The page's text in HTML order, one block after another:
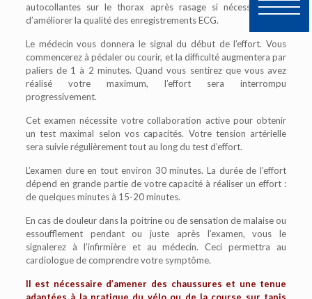
autocollantes sur le thorax après rasage si nécessaire afin
d’améliorer la qualité des enregistrements ECG.
Le médecin vous donnera le signal du début de l’effort. Vous
commencerez à pédaler ou courir, et la difficulté augmentera par
paliers de 1 à 2 minutes. Quand vous sentirez que vous avez
réalisé votre maximum, l’effort sera interrompu
progressivement.
Cet examen nécessite votre collaboration active pour obtenir
un test maximal selon vos capacités. Votre tension artérielle
sera suivie régulièrement tout au long du test d’effort.
L’examen dure en tout environ 30 minutes. La durée de l’effort
dépend en grande partie de votre capacité à réaliser un effort :
de quelques minutes à 15-20 minutes.
En cas de douleur dans la poitrine ou de sensation de malaise ou
essoufflement pendant ou juste après l’examen, vous le
signalerez à l’infirmière et au médecin. Ceci permettra au
cardiologue de comprendre votre symptôme.
Il est nécessaire d’amener des chaussures et une tenue